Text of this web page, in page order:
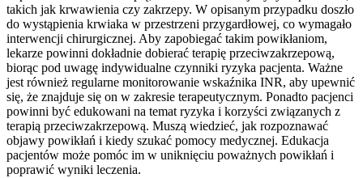
takich jak krwawienia czy zakrzepy. W opisanym przypadku doszło
do wystąpienia krwiaka w przestrzeni przygardłowej, co wymagało
interwencji chirurgicznej. Aby zapobiegać takim powikłaniom,
lekarze powinni dokładnie dobierać terapię przeciwzakrzepową,
biorąc pod uwagę indywidualne czynniki ryzyka pacjenta. Ważne
jest również regularne monitorowanie wskaźnika INR, aby upewnić
się, że znajduje się on w zakresie terapeutycznym. Ponadto pacjenci
powinni być edukowani na temat ryzyka i korzyści związanych z
terapią przeciwzakrzepową. Muszą wiedzieć, jak rozpoznawać
objawy powikłań i kiedy szukać pomocy medycznej. Edukacja
pacjentów może pomóc im w uniknięciu poważnych powikłań i
poprawić wyniki leczenia.